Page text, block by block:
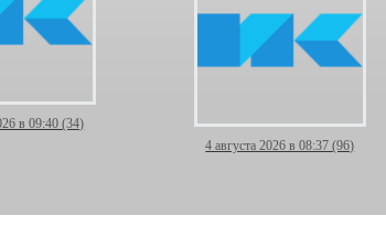
в 09:40 (34)
4 августа 2026 в 08:37 (96)
19:00 МСК]
Торговля идёт — и